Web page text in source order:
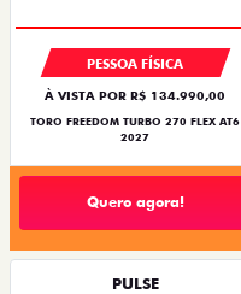
PESSOA FÍSICA
À VISTA POR R$ 134.990,00
TORO FREEDOM TURBO 270 FLEX AT6
2027
Quero agora!
PULSE